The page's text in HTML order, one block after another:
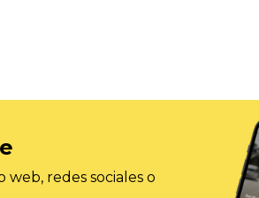
redes sociales o